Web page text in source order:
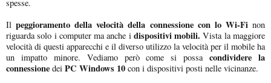
spesse.
Ilpeggioramento della velocità della connessione con lo Wi-Finon
riguarda solo i computer ma anche i dispositivi mobili. Vista la maggiore
velocità di questi apparecchi e il diverso utilizzo la velocità per il mobile ha
un impatto minore. Vediamo però come si possacondividere la
connessione dei PC Windows 10 con i dispositivi posti nelle vicinanze.